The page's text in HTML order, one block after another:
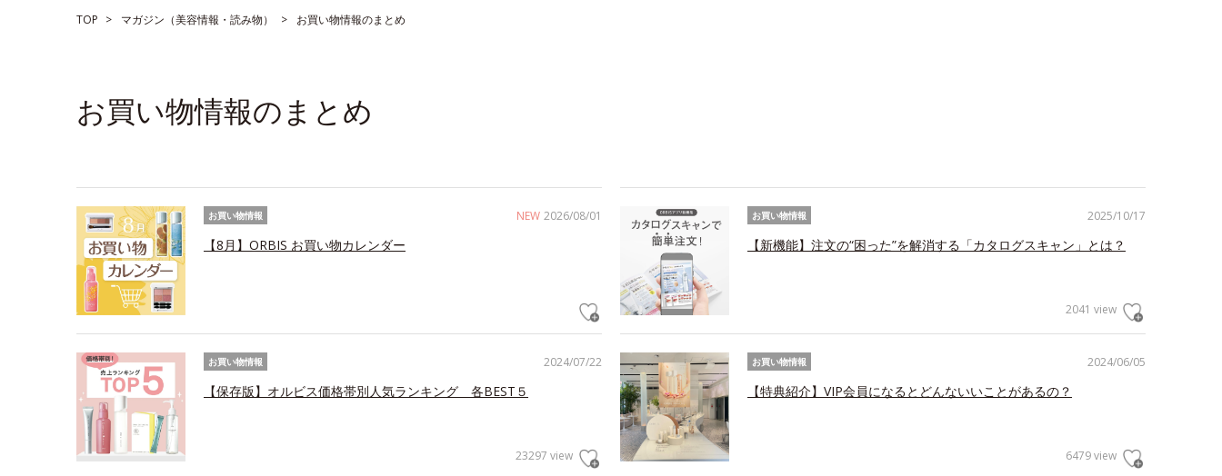
TOP マガジン（美容情報・読み物） お買い物情報のまとめ
お買い物情報のまとめ
NEW 2026/08/01
お買い物情報
【8月】ORBIS お買い物カレンダー
2025/10/17
お買い物情報
【新機能】注文の“困った”を解消する「カタログスキャン」とは？
2041 view
2024/07/22
お買い物情報
【保存版】オルビス価格帯別人気ランキング 各BEST５
23297 view
2024/06/05
お買い物情報
【特典紹介】VIP会員になるとどんないいことがあるの？
6479 view